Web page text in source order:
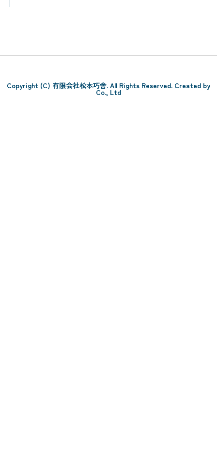
Copyright (C) 有限会社松本巧舎. All Rights Reserved. Created by
Co., Ltd